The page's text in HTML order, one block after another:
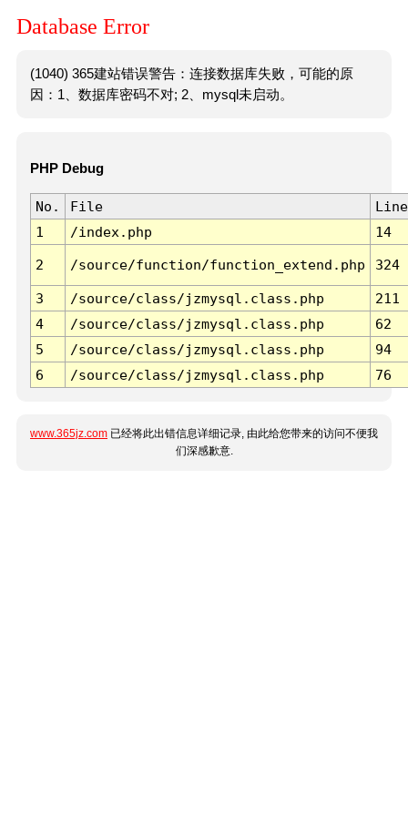
Database Error
(1040) 365建站错误警告：连接数据库失败，可能的原
因：1、数据库密码不对; 2、mysql未启动。
PHP Debug
No. File
Line
1
/index.php 14
2 /source/function/function_extend.php 324
3 /source/class/jzmysql.class.php
211
4
/source/class/jzmysql.class.php
62
5
/source/class/jzmysql.class.php
94
6
/source/class/jzmysql.class.php 76
www.365jz.com 已经将此出错信息详细记录, 由此给您带来的访问不便我
们深感歉意.